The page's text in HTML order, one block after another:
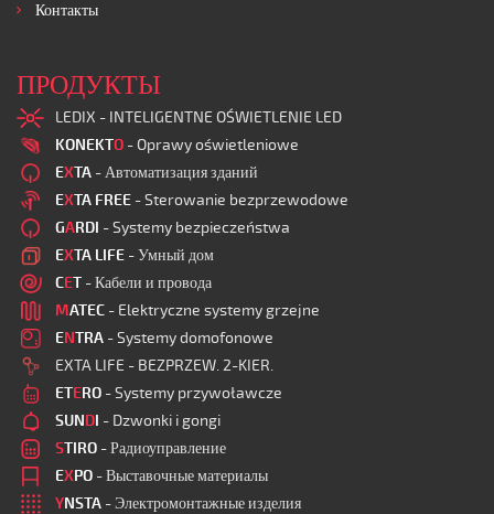
Контакты
ПРОДУКТЫ
LEDIX - INTELIGENTNE OŚWIETLENIE LED
KONEKTO - Oprawy oświetleniowe
EXTA - Автоматизация зданий
EXTA FREE - Sterowanie bezprzewodowe
GARDI - Systemy bezpieczeństwa
EXTA LIFE - Умный дом
CET - Кабели и провода
MATEC - Elektryczne systemy grzejne
ENTRA - Systemy domofonowe
EXTA LIFE - BEZPRZEW. 2-KIER.
ETERO - Systemy przywoławcze
SUNDI - Dzwonki i gongi
STIRO - Радиоуправление
EXPO - Выставочные материалы
YNSTA - Электромонтажные изделия